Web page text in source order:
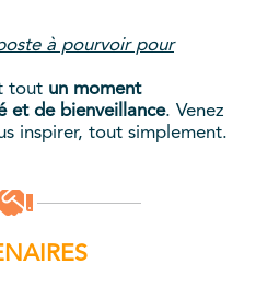
à pourvoir pour
tout un moment
et de bienveillance. Venez
inspirer, tout simplement.